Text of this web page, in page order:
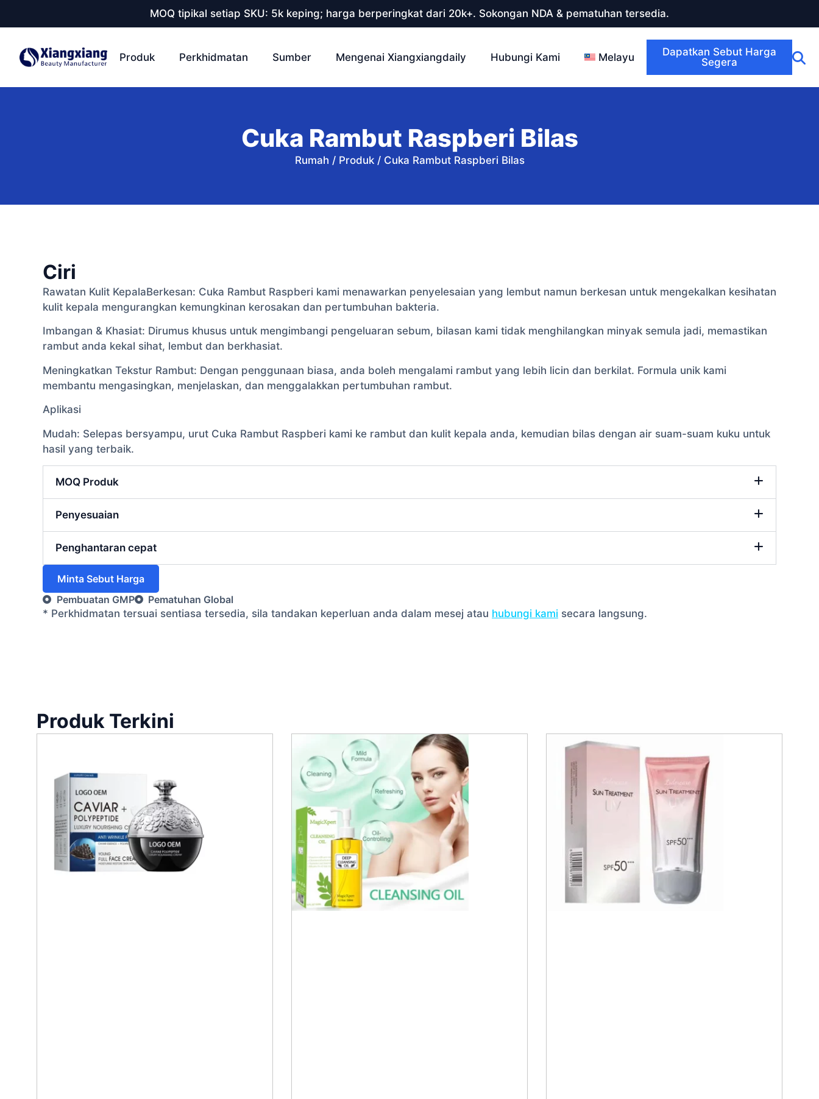
MOQ tipikal setiap SKU: 5k keping; harga berperingkat dari 20k+. Sokongan NDA & pematuhan tersedia.
Produk Perkhidmatan Sumber Mengenai Xiangxiangdaily Hubungi Kami Melayu
Dapatkan Sebut Harga
Segera
Cuka Rambut Raspberi Bilas
Rumah / Produk/ Cuka Rambut Raspberi Bilas
Ciri
Rawatan Kulit KepalaBerkesan: Cuka Rambut Raspberi kami menawarkan penyelesaian yang lembut namun berkesan untuk mengekalkan kesihatan
kulit kepala mengurangkan kemungkinan kerosakan dan pertumbuhan bakteria.
Imbangan & Khasiat: Dirumus khusus untuk mengimbangi pengeluaran sebum, bilasan kami tidak menghilangkan minyak semula jadi, memastikan
rambut anda kekal sihat, lembut dan berkhasiat.
Meningkatkan Tekstur Rambut: Dengan penggunaan biasa, anda boleh mengalami rambut yang lebih licin dan berkilat. Formula unik kami
membantu mengasingkan, menjelaskan, dan menggalakkan pertumbuhan rambut.
Aplikasi
Mudah: Selepas bersyampu, urut Cuka Rambut Raspberi kami ke rambut dan kulit kepala anda, kemudian bilas dengan air suam-suam kuku untuk
hasil yang terbaik.
MOQ Produk
Penyesuaian
Penghantaran cepat
Minta Sebut Harga
Pembuatan GMP
Pematuhan Global
* Perkhidmatan tersuai sentiasa tersedia, sila tandakan keperluan anda dalam mesej atau hubungi kami secara langsung.
Produk Terkini